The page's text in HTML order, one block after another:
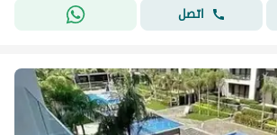
اتصل